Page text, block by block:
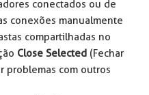
conectados ou de
conexões manualmente
compartilhadas no
Close Selected (Fechar
problemas com outros